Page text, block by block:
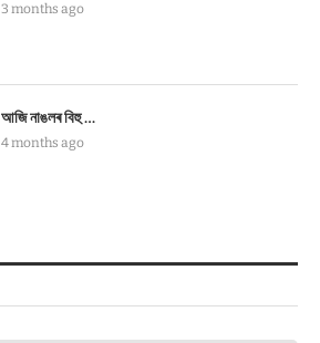
3 months ago
আজি নাঙলৰ বিহু …
4 months ago